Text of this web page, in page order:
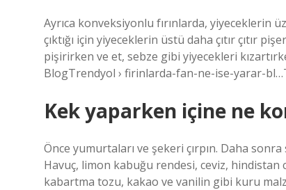
Ayrıca konveksiyonlu fırınlarda, yiyeceklerin
çıktığı için yiyeceklerin üstü daha çıtır çıtır
pişirirken ve et, sebze gibi yiyecekleri
BlogTrendyol › firinlarda-fan-ne-ise-yarar-
Kek yaparken içine ne
Önce yumurtaları ve şekeri çırpın. Daha
Havuç, limon kabuğu rendesi, ceviz,
kabartma tozu, kakao ve vanilin gibi kuru